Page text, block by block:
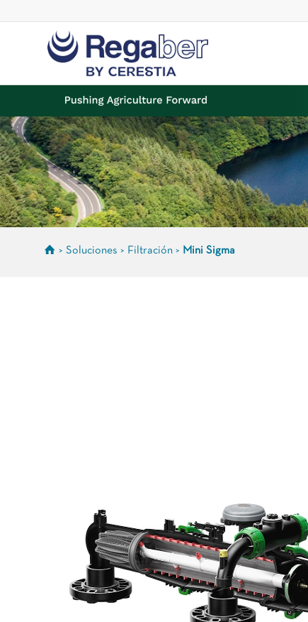
> Soluciones > Filtración > Mini Sigma